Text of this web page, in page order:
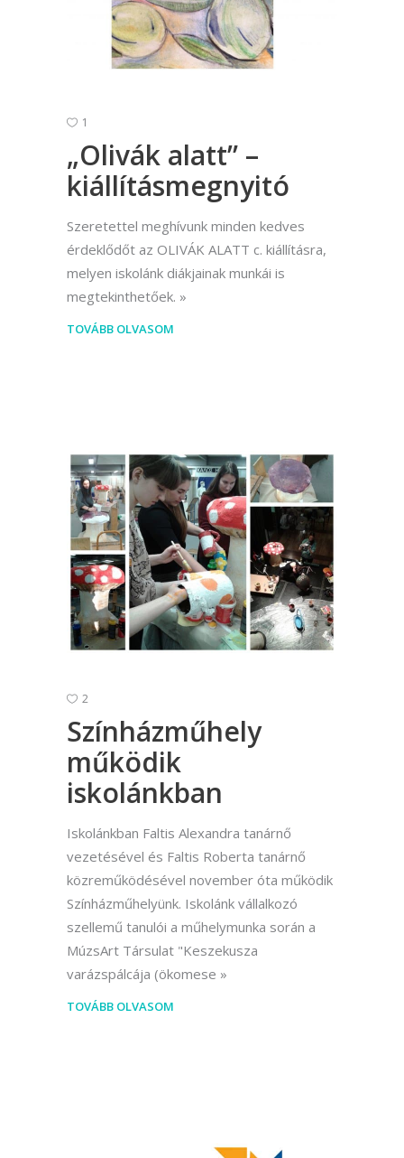
1
„Olivák alatt” –
kiállításmegnyitó
Szeretettel meghívunk minden kedves
érdeklődőt az OLIVÁK ALATT c. kiállításra,
melyen iskolánk diákjainak munkái is
megtekinthetőek.
TOVÁBB OLVASOM
2
Színházműhely
működik
iskolánkban
Iskolánkban Faltis Alexandra tanárnő
vezetésével és Faltis Roberta tanárnő
közreműködésével november óta működik
Színházműhelyünk. Iskolánk vállalkozó
szellemű tanulói a műhelymunka során a
MúzsArt Társulat "Keszekusza
varázspálcája (ökomese
TOVÁBB OLVASOM